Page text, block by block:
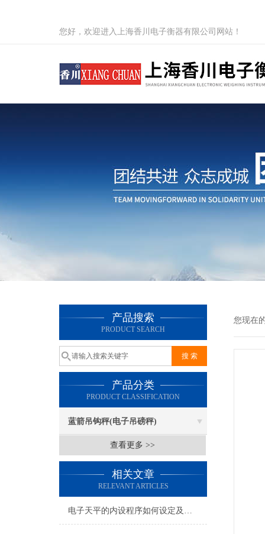
您好，欢迎进入上海香川电子衡器有限公司网站！
产品搜索
PRODUCT SEARCH
产品分类
PRODUCT CLASSIFICATION
蓝箭吊钩秤(电子吊磅秤)
查看更多 >>
相关文章
RELEVANT ARTICLES
电子天平的内设程序如何设定及修改
您现在